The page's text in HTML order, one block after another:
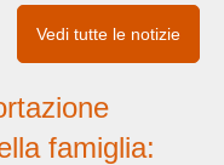
Vedi tutte le notizie
famiglia: